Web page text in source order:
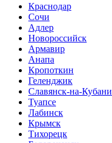
Краснодар
Сочи
Адлер
Новороссийск
Армавир
Анапа
Кропоткин
Геленджик
Славянск-на-Кубани
Туапсе
Лабинск
Крымск
Тихорецк